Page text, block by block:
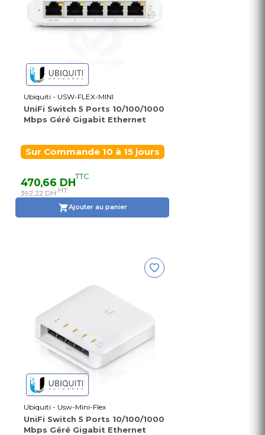
Ubiquiti - USW-FLEX-MINI
UniFi Switch 5 Ports 10/100/1000
Mbps Géré Gigabit Ethernet
Sur Commande 10 à 15 jours
470,66 DHTTC
392,22 DH HT
Ajouter au panier
Ubiquiti - Usw-Mini-Flex
UniFi Switch 5 Ports 10/100/1000
Mbps Géré Gigabit Ethernet